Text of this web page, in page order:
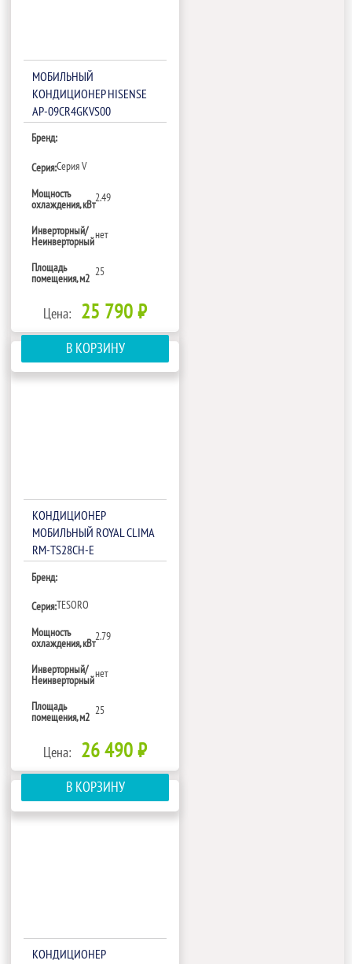
МОБИЛЬНЫЙ
КОНДИЦИОНЕР HISENSE
AP-09CR4GKVS00
Бренд:
Серия:Сeрия V
Мощность
охлаждения, кВт
2.49
Инверторный/
Неинверторный
нет
Площадь
помещения, м2
25
Цена: 25 790 ₽
В КОРЗИНУ
КОНДИЦИОНЕР
МОБИЛЬНЫЙ ROYAL CLIMA
RM-TS28CH-E
Бренд:
Серия:TESORO
Мощность
охлаждения, кВт
2.79
Инверторный/
Неинверторный
нет
Площадь
помещения, м2
25
Цена: 26 490 ₽
В КОРЗИНУ
КОНДИЦИОНЕР